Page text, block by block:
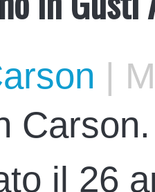
|
il 26